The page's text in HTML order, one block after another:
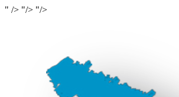
" /> "/> "/>